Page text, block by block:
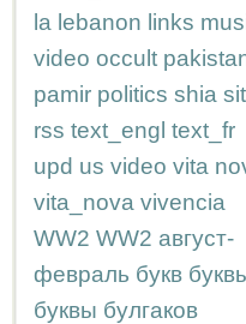
la lebanon links
video occult
pamir politics shia
rss text_engl text_fr
upd us video vita
vita_nova vivencia
WW2 WW2 август-
февраль букв
буквы булгаков